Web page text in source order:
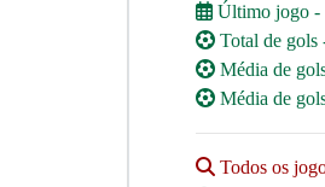
Último jogo -
Total de gols
Média de
Média de
Todos os